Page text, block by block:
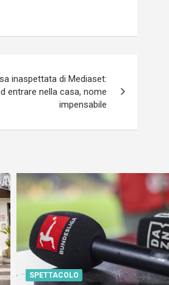
inaspettata di Mediaset:
entrare nella casa, nome
impensabile
SPETTACOLO